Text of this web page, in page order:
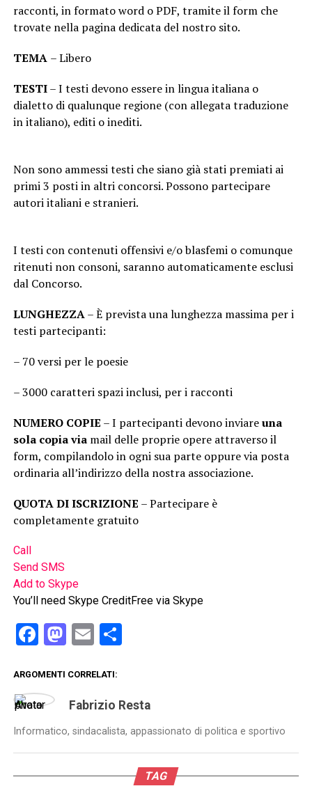
racconti, in formato word o PDF, tramite il form che
trovate nella pagina dedicata del nostro sito.
TEMA – Libero
TESTI– I testi devono essere in lingua italiana o
dialetto di qualunque regione (con allegata traduzione
in italiano), editi o inediti.
Non sono ammessi testi che siano già stati premiati ai
primi 3 posti in altri concorsi. Possono partecipare
autori italiani e stranieri.
I testi con contenuti offensivi e/o blasfemi o comunque
ritenuti non consoni, saranno automaticamente esclusi
dal Concorso.
LUNGHEZZA– È prevista una lunghezza massima per i
testi partecipanti:
– 70 versi per le poesie
– 3000 caratteri spazi inclusi, per i racconti
NUMERO COPIE – I partecipanti devono inviareuna
sola copia viamail delle proprie opere attraverso il
form, compilandolo in ogni sua parte oppure via posta
ordinaria all’indirizzo della nostra associazione.
QUOTA DI ISCRIZIONE – Partecipare è
completamente gratuito
Call
Send SMS
Add to Skype
You’ll need Skype CreditFree via Skype
Facebook
Mastodon
EmailCondividi
ARGOMENTI CORRELATI:
Fabrizio Resta
Informatico, sindacalista, appassionato di politica e sportivo
TAG